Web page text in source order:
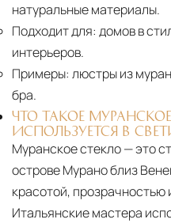
натуральные материалы.
Подходит для: домов в
интерьеров.
Примеры: люстры из
бра.
ЧТО ТАКОЕ
ИСПОЛЬЗУЕТСЯ В
Муранское стекло — это
острове Мурано близ
красотой, прозрачностью
Итальянские мастера